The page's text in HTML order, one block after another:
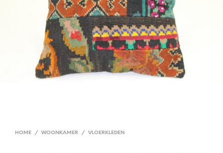
HOME / WOONKAMER / VLOERKLEDEN